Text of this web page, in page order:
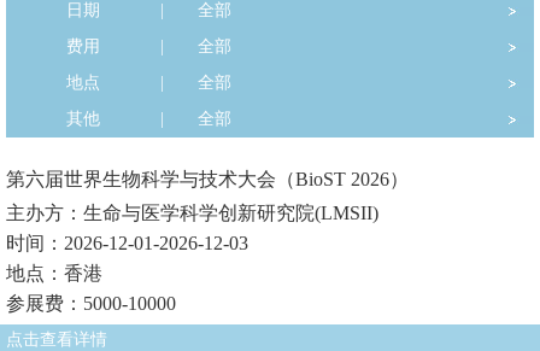
日期
全部
费用
全部
地点
全部
其他
全部
第六届世界生物科学与技术大会（BioST 2026）
主办方：生命与医学科学创新研究院(LMSII)
时间：2026-12-01-2026-12-03
地点：香港
参展费：5000-10000
点击查看详情